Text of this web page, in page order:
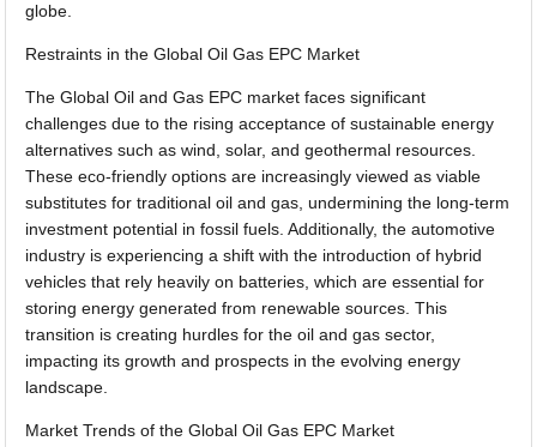
globe.
Restraints in the Global Oil Gas EPC Market
The Global Oil and Gas EPC market faces significant
challenges due to the rising acceptance of sustainable energy
alternatives such as wind, solar, and geothermal resources.
These eco-friendly options are increasingly viewed as viable
substitutes for traditional oil and gas, undermining the long-term
investment potential in fossil fuels. Additionally, the automotive
industry is experiencing a shift with the introduction of hybrid
vehicles that rely heavily on batteries, which are essential for
storing energy generated from renewable sources. This
transition is creating hurdles for the oil and gas sector,
impacting its growth and prospects in the evolving energy
landscape.
Market Trends of the Global Oil Gas EPC Market